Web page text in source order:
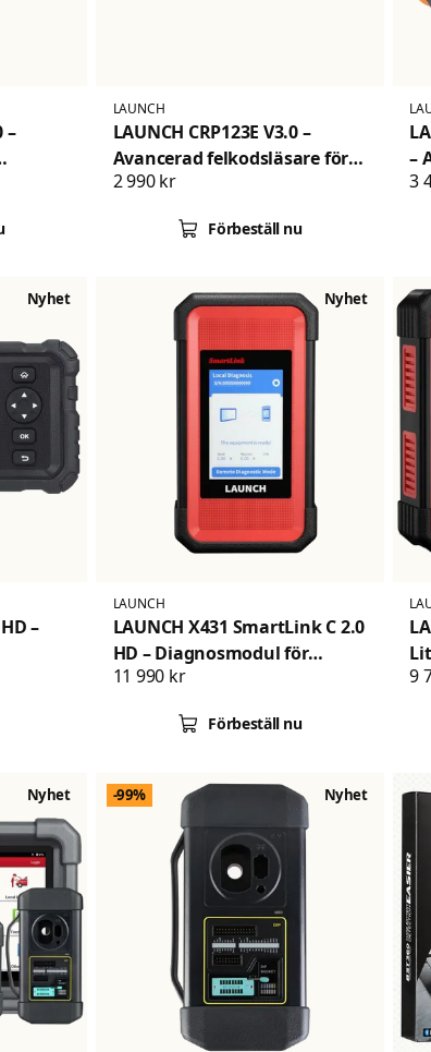
–
LAUNCH
LAUNCH CRP123E V3.0 –
Avancerad felkodsläsare för
motor, ABS, airbag och
2 990 kr
Förbeställ nu
–
3
–
Nyhet
LAUNCH
LAUNCH X431 SmartLink C 2.0
HD – Diagnosmodul för
lastbilar och tunga fordon
11 990 kr
Förbeställ nu
Nyhet
9
Nyhet Nyhet
-99%